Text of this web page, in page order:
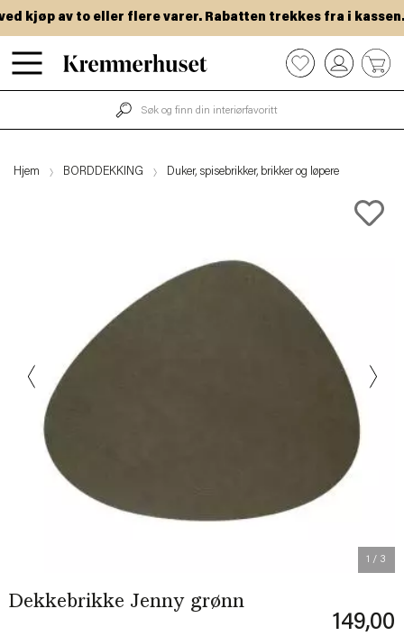
Hopp
til
kjøp av to eller flere varer. Rabatten trekkes fra i kassen.
0
Hjem BORDDEKKING Duker, spisebrikker, brikker og løpere
1 / 3
Previous Next
Dekkebrikke Jenny grønn
149,00